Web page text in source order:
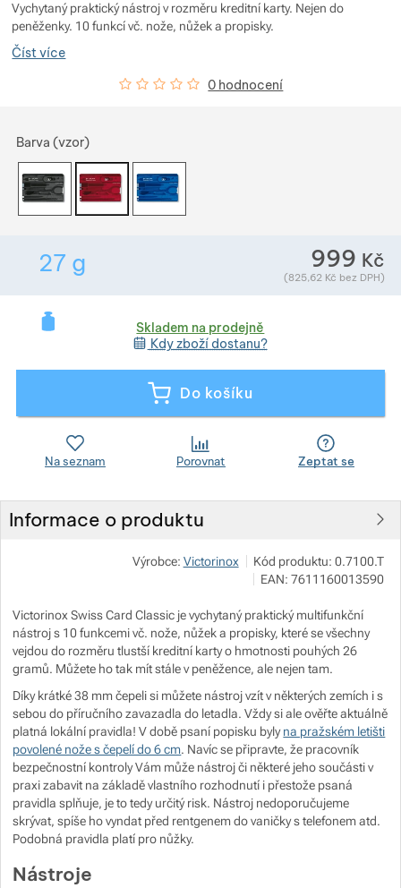
Vychytaný praktický nástroj v rozměru kreditní karty. Nejen do
peněženky. 10 funkcí vč. nože, nůžek a propisky.
Číst více
Hodnocení zákazníků
0% 0 hodnocení
Vyberte variantu
Barva (vzor)
27 g Hmotnost v gramech. Téměř všechno zboží
999 Kč
(825,62 Kč bez DPH)
Skladem na prodejně
Kdy zboží dostanu?
Do košíku
Na seznam Porovnat Zeptat se
Informace o produktu
Výrobce: Victorinox Kód produktu: 0.7100.T
EAN: 7611160013590
Victorinox Swiss Card Classic je vychytaný praktický multifunkční
nástroj s 10 funkcemi vč. nože, nůžek a propisky, které se všechny
vejdou do rozměru tlustší kreditní karty o hmotnosti pouhých 26
gramů. Můžete ho tak mít stále v peněžence, ale nejen tam.
Díky krátké 38 mm čepeli si můžete nástroj vzít v některých zemích i s
sebou do příručního zavazadla do letadla. Vždy si ale ověřte aktuálně
platná lokální pravidla! V době psaní popisku bylyna pražském letišti
povolené nože s čepelí do 6 cm. Navíc se připravte, že pracovník
bezpečnostní kontroly Vám může nástroj či některé jeho součásti v
praxi zabavit na základě vlastního rozhodnutí i přestože psaná
pravidla splňuje, je to tedy určitý risk. Nástroj nedoporučujeme
skrývat, spíše ho vyndat před rentgenem do vaničky s telefonem atd.
Podobná pravidla platí pro nůžky.
Nástroje
Zobrazit více
Zobrazit více
Zobrazit více
Zobrazit více
Zobrazit více
Zobrazit více
Zobrazit více
Zobrazit více
Zobrazit více
Zobrazit více
Zobrazit více
Zobrazit více
Zobrazit více
Zobrazit více
Zobrazit více
Zobrazit více
Zobrazit více
Zobrazit více
Zobrazit více
Zobrazit více
Zobrazit více
Zobrazit více
Zobrazit více
Zobrazit více